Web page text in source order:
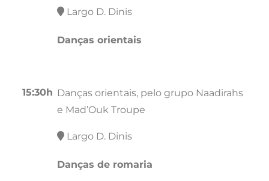
Largo D. Dinis
15:30h
Danças orientais
Danças orientais, pelo grupo Naadirahs
e Mad’Ouk Troupe
Largo D. Dinis
Danças de romaria